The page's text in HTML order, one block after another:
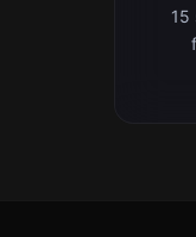
15